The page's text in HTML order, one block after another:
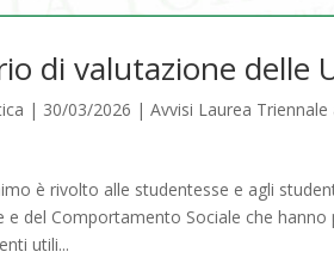
di valutazione delle
| 30/03/2026 |Avvisi Laurea
è rivolto alle studentesse e agli
e del Comportamento Sociale che
utili...